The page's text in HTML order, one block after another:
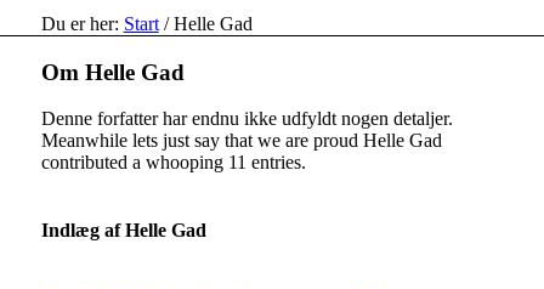
Du er her: Start / Helle Gad
Om Helle Gad
Denne forfatter har endnu ikke udfyldt nogen detaljer.
Meanwhile lets just say that we are proud Helle Gad
contributed a whooping 11 entries.
Indlæg af Helle Gad